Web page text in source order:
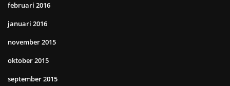
februari 2016
januari 2016
november 2015
oktober 2015
september 2015